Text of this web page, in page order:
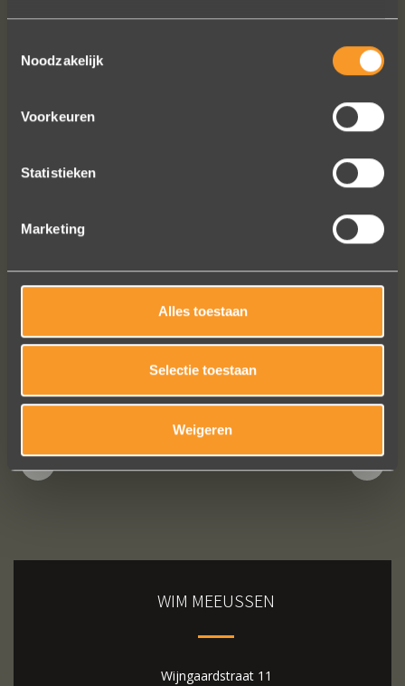
Noodzakelijk
Voorkeuren
Statistieken
Marketing
Alles toestaan
Selectie toestaan
Weigeren
prachtig afgewerkt, perfecte kwaliteit.
Bekijk al onze reviews
WIM MEEUSSEN
Wijngaardstraat 11